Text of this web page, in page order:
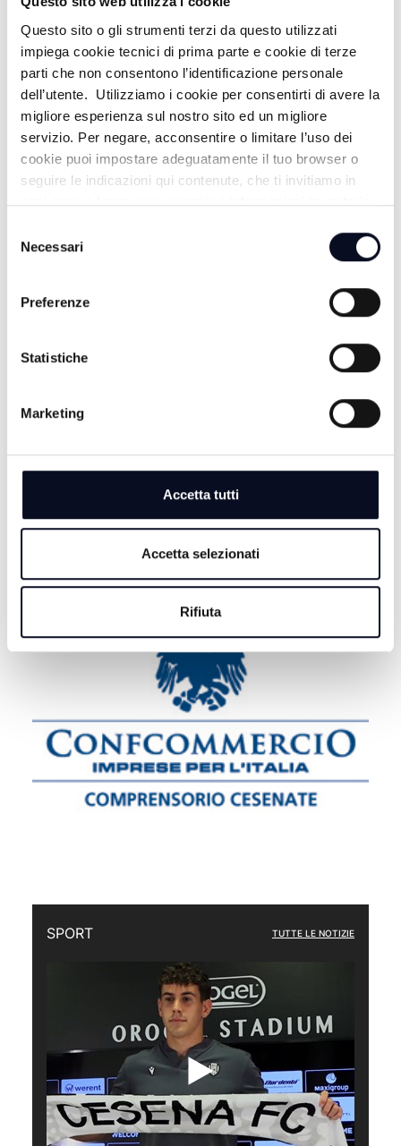
Questo sito o gli strumenti terzi da questo utilizzati
impiega cookie tecnici di prima parte e cookie di terze
parti che non consentono l’identificazione personale
dell’utente. Utilizziamo i cookie per consentirti di avere la
migliore esperienza sul nostro sito ed un migliore
servizio. Per negare, acconsentire o limitare l’uso dei
cookie puoi impostare adeguatamente il tuo browser o
seguire le indicazioni qui contenute, che ti invitiamo in
ogni caso a leggere per maggiori informazioni in materia
delNecessari
Preferenze
Statistiche
Marketing
Accetta tutti
Accetta selezionati
Rifiuta
ALTRE NOTIZIE
7 AGOSTO 2026
RAVENNA: Fine cantieri PNRR, 45mln per le scuole,
"motore di rilancio" | VIDEO
7 AGOSTO 2026
BOLOGNA: Scomparsa Guccini, Comune proclama
lutto cittadino per sabato 8 agosto
SPORT TUTTE LE NOTIZIE